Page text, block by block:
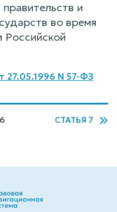
и
во время
Российской
27.05.1996 N 57-ФЗ
СТАТЬЯ 7